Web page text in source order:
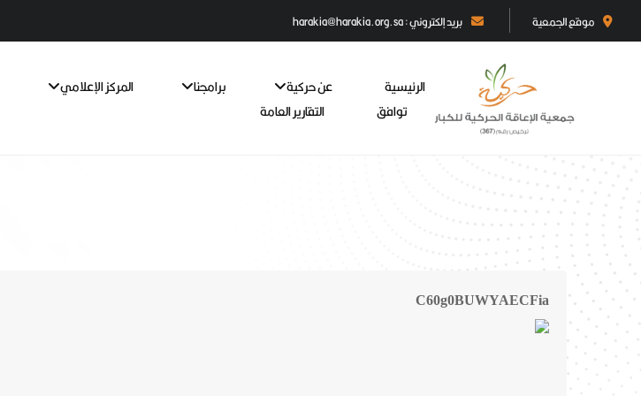
موقع الجمعية بريد إلكتروني : harakia@harakia.org.sa
الرئيسية عن حركية برامجنا المركز الإعلامي
توافق
التقارير العامة
C60g0BUWYAECFia